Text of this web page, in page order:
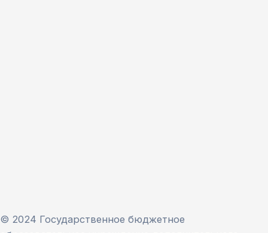
© 2024 Государственное бюджетное